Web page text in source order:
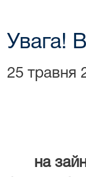
Увага!
25 травня
на